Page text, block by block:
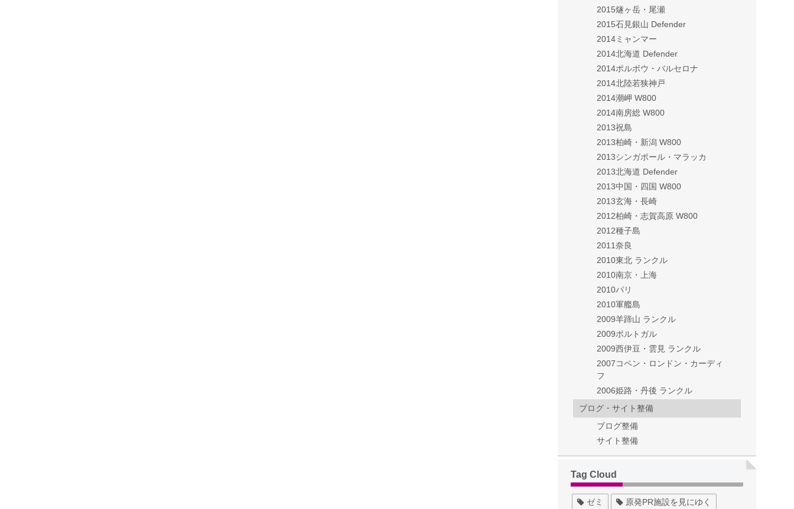
2015燧ヶ岳・尾瀬
2015石見銀山 Defender
2014ミャンマー
2014北海道 Defender
2014ポルボウ・バルセロナ
2014北陸若狭神戸
2014潮岬 W800
2014南房総 W800
2013祝島
2013柏崎・新潟 W800
2013シンガポール・マラッカ
2013北海道 Defender
2013中国・四国 W800
2013玄海・長崎
2012柏崎・志賀高原 W800
2012種子島
2011奈良
2010東北 ランクル
2010南京・上海
2010パリ
2010軍艦島
2009羊蹄山 ランクル
2009ポルトガル
2009西伊豆・雲見 ランクル
2007コペン・ロンドン・カーディ
フ
2006姫路・丹後 ランクル
ブログ・サイト整備
ブログ整備
サイト整備
Tag Cloud
ゼミ 原発PR施設を見にゆく